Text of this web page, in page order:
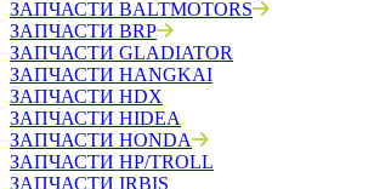
ЗАПЧАСТИ BALTMOTORS
ЗАПЧАСТИ BRP
ЗАПЧАСТИ GLADIATOR
ЗАПЧАСТИ HANGKAI
ЗАПЧАСТИ HDX
ЗАПЧАСТИ HIDEA
ЗАПЧАСТИ HONDA
ЗАПЧАСТИ HP/TROLL
ЗАПЧАСТИ IRBIS